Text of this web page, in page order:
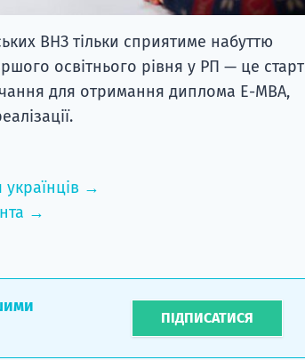
ВНЗ тільки сприятиме набуттю
освітнього рівня у РП — це старт
для отримання диплома E-MBA,
українців →
→
ПІДПИСАТИСЯ